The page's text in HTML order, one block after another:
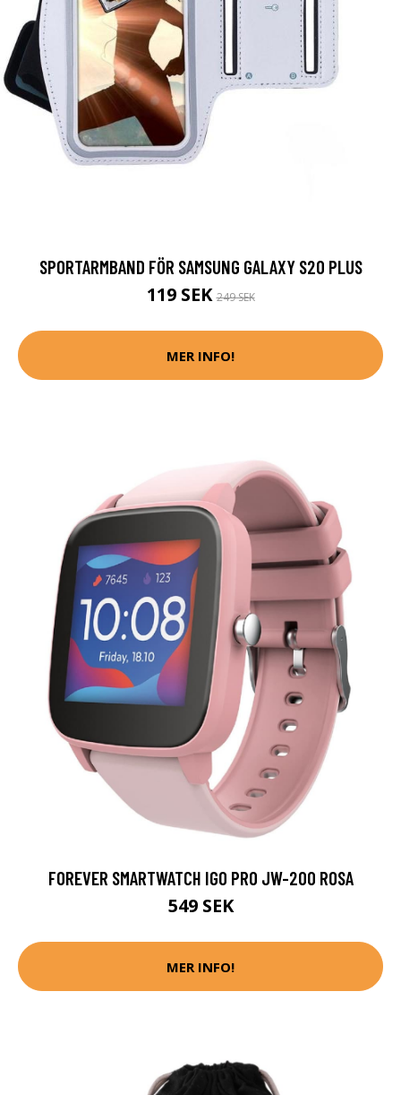
SPORTARMBAND FÖR SAMSUNG GALAXY S20 PLUS
119 SEK249 SEK
MER INFO!
FOREVER SMARTWATCH IGO PRO JW-200 ROSA
549 SEK
MER INFO!